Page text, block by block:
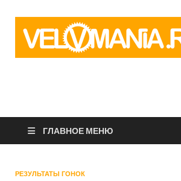
ГЛАВНОЕ МЕНЮ
РЕЗУЛЬТАТЫ ГОНОК